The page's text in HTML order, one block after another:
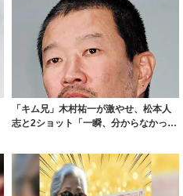
「キム兄」木村祐一が激やせ、松本人
志と2ショット「一瞬、分からなかった